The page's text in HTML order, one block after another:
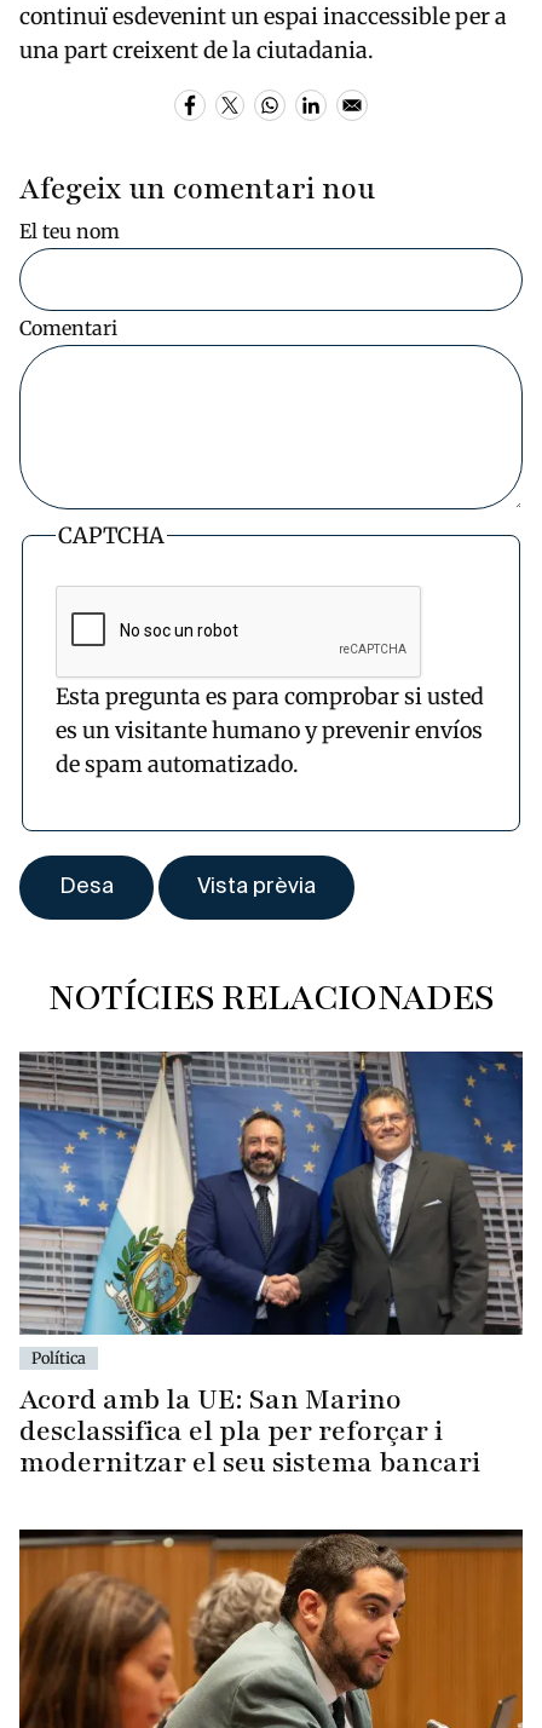
continuï esdevenint un espai inaccessible per a
una part creixent de la ciutadania.
Afegeix un comentari nou
El teu nom
Comentari
CAPTCHA
Esta pregunta es para comprobar si usted
es un visitante humano y prevenir envíos
de spam automatizado.
NOTÍCIES RELACIONADES
Política
Acord amb la UE: San Marino
desclassifica el pla per reforçar i
modernitzar el seu sistema bancari